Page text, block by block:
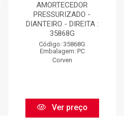
AMORTECEDOR
PRESSURIZADO -
DIANTEIRO - DIREITA :
35868G
Código: 35868G
Embalagem: PC
Corven
Ver preço